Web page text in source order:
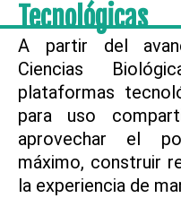
Tecnológicas
A partir del
Ciencias
plataformas
para uso
aprovechar el
máximo, construir
la experiencia de